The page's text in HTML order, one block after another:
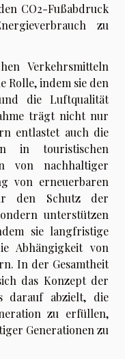
CO2-Fußabdruck
zu
Verkehrsmitteln
Rolle, indem sie den
die Luftqualität
trägt nicht nur
entlastet auch die
in touristischen
von nachhaltiger
von erneuerbaren
den Schutz der
unterstützen
sie langfristige
Abhängigkeit von
In der Gesamtheit
das Konzept der
darauf abzielt, die
zu erfüllen,
Generationen zu